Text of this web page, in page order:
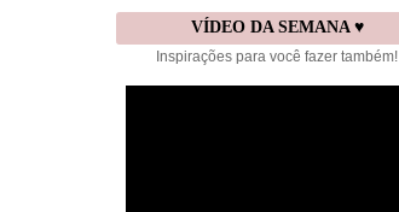
VÍDEO DA SEMANA ♥
Inspirações para você fazer também!